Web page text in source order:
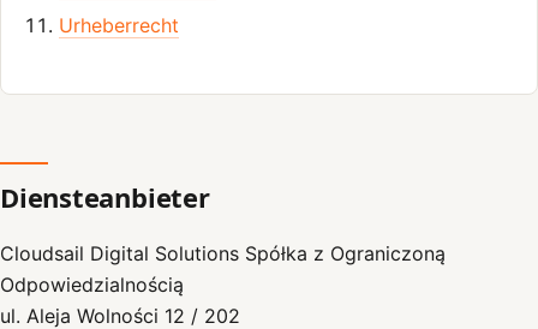
Urheberrecht
Diensteanbieter
Cloudsail Digital Solutions Spółka z Ograniczoną
Odpowiedzialnością
ul. Aleja Wolności 12 / 202